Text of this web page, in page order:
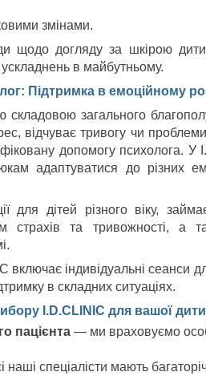
змінами.
щодо догляду за шкірою
в майбутньому.
Підтримка в емоційному
загального
відчуває тривогу чи
допомогу психолога. У
адаптуватися до різних
для дітей різного віку,
страхів та тривожності, а
включає індивідуальні сеанси
в складних ситуаціях.
I.D.CLINIC для вашої
пацієнта— ми враховуємо
спеціалісти мають